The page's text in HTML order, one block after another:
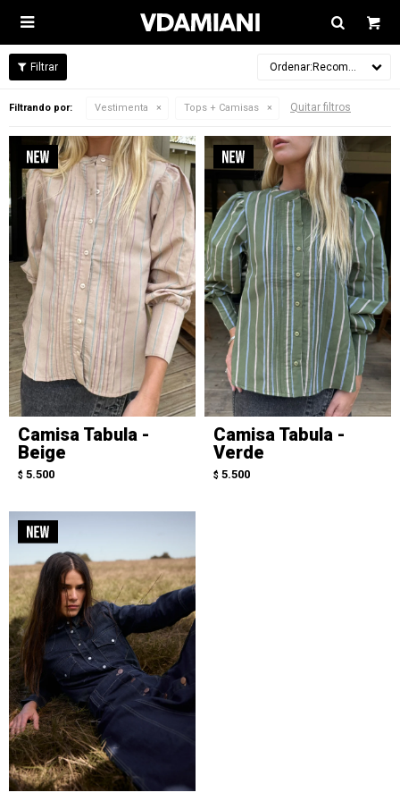

Recomendados
Filtrando por: Vestimenta Tops + Camisas Quitar filtros
Camisa Tabula -
Beige
$ 5.500
Camisa Tabula -
Verde
$ 5.500